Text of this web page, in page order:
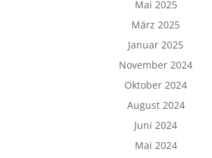
Mai 2025
März 2025
Januar 2025
November 2024
Oktober 2024
August 2024
Juni 2024
Mai 2024